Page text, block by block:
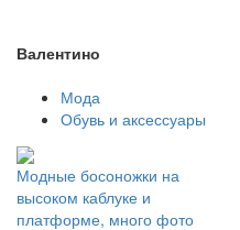
Валентино
Мода
Обувь и аксессуары
Модные босоножки на
высоком каблуке и
платформе, много фото